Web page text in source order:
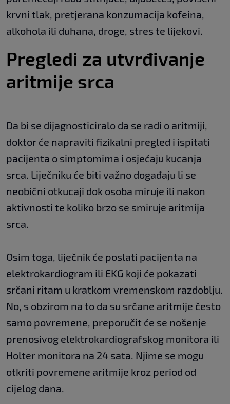
krvni tlak, pretjerana konzumacija kofeina,
alkohola ili duhana, droge, stres te lijekovi.
Pregledi za utvrđivanje
aritmije srca
Da bi se dijagnosticiralo da se radi o aritmiji,
doktor će napraviti fizikalni pregled i ispitati
pacijenta o simptomima i osjećaju kucanja
srca. Liječniku će biti važno događaju li se
neobični otkucaji dok osoba miruje ili nakon
aktivnosti te koliko brzo se smiruje aritmija
srca.
Osim toga, liječnik će poslati pacijenta na
elektrokardiogram ili EKG koji će pokazati
srčani ritam u kratkom vremenskom razdoblju.
No, s obzirom na to da su srčane aritmije često
samo povremene, preporučit će se nošenje
prenosivog elektrokardiografskog monitora ili
Holter monitora na 24 sata. Njime se mogu
otkriti povremene aritmije kroz period od
cijelog dana.